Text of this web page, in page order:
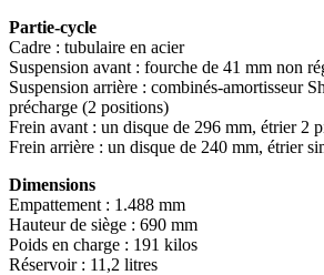
Partie-cycle
Cadre : tubulaire en acier
Suspension avant : fourche de 41 mm non
Suspension arrière : combinés-amortisseur
précharge (2 positions)
Frein avant : un disque de 296 mm, étrier 2
Frein arrière : un disque de 240 mm, étrier
Dimensions
Empattement : 1.488 mm
Hauteur de siège : 690 mm
Poids en charge : 191 kilos
Réservoir : 11,2 litres